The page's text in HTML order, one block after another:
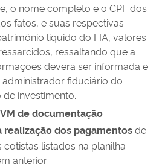
o nome completo e o CPF dos
fatos, e suas respectivas
líquido do FIA, valores
ressaltando que a
deverá ser informada e
fiduciário do
investimento.
de documentação
dos pagamentosde
listados na planilha
anterior.